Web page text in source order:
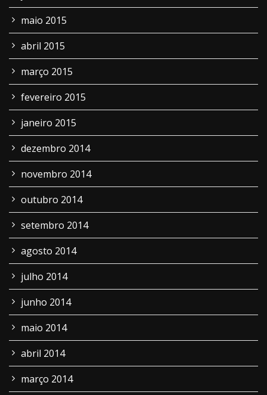
maio 2015
abril 2015
março 2015
fevereiro 2015
janeiro 2015
dezembro 2014
novembro 2014
outubro 2014
setembro 2014
agosto 2014
julho 2014
junho 2014
maio 2014
abril 2014
março 2014